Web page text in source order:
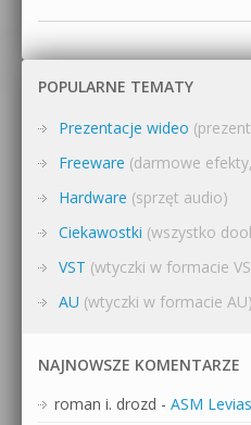
POPULARNE TEMATY
Prezentacje wideo
Freeware (darmowe
Hardware (sprzęt audio)
Ciekawostki (wszystko
VST (wtyczki w formacie
AU (wtyczki w formacie AU)
NAJNOWSZE KOMENTARZE
roman i. drozd - ASM